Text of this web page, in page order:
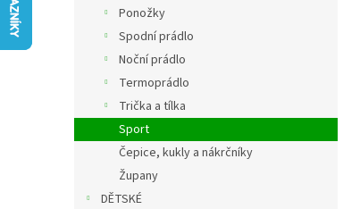
Ponožky
Spodní prádlo
Noční prádlo
Termoprádlo
Trička a tílka
Sport
Čepice, kukly a nákrčníky
Župany
DĚTSKÉ